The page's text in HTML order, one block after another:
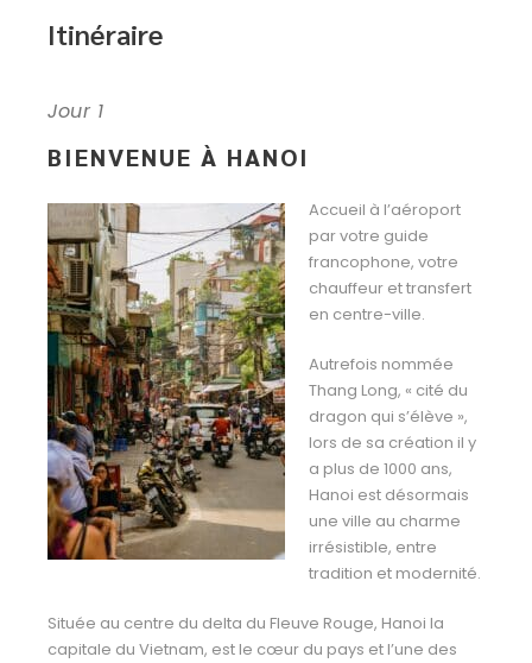
Itinéraire
Jour 1
BIENVENUE À HANOI
Accueil à l’aéroport
par votre guide
francophone, votre
chauffeur et transfert
en centre-ville.
Autrefois nommée
Thang Long, « cité du
dragon qui s’élève »,
lors de sa création il y
a plus de 1000 ans,
Hanoi est désormais
une ville au charme
irrésistible, entre
tradition et modernité.
Située au centre du delta du Fleuve Rouge, Hanoi la
capitale du Vietnam, est le cœur du pays et l’une des